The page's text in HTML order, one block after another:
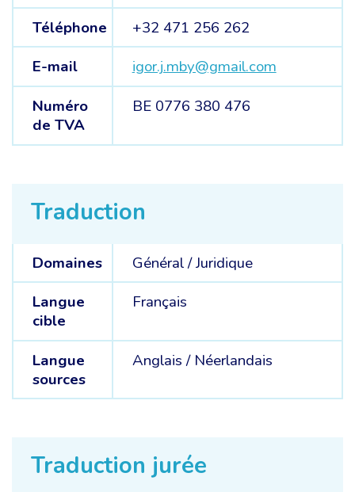
Téléphone
+32 471 256 262
E-mail
igor.j.mby@gmail.com
Numéro
de TVA
BE 0776 380 476
Traduction
Domaines Général /Juridique
Langue
cible
Français
Langue
sources
Anglais / Néerlandais
Traduction jurée